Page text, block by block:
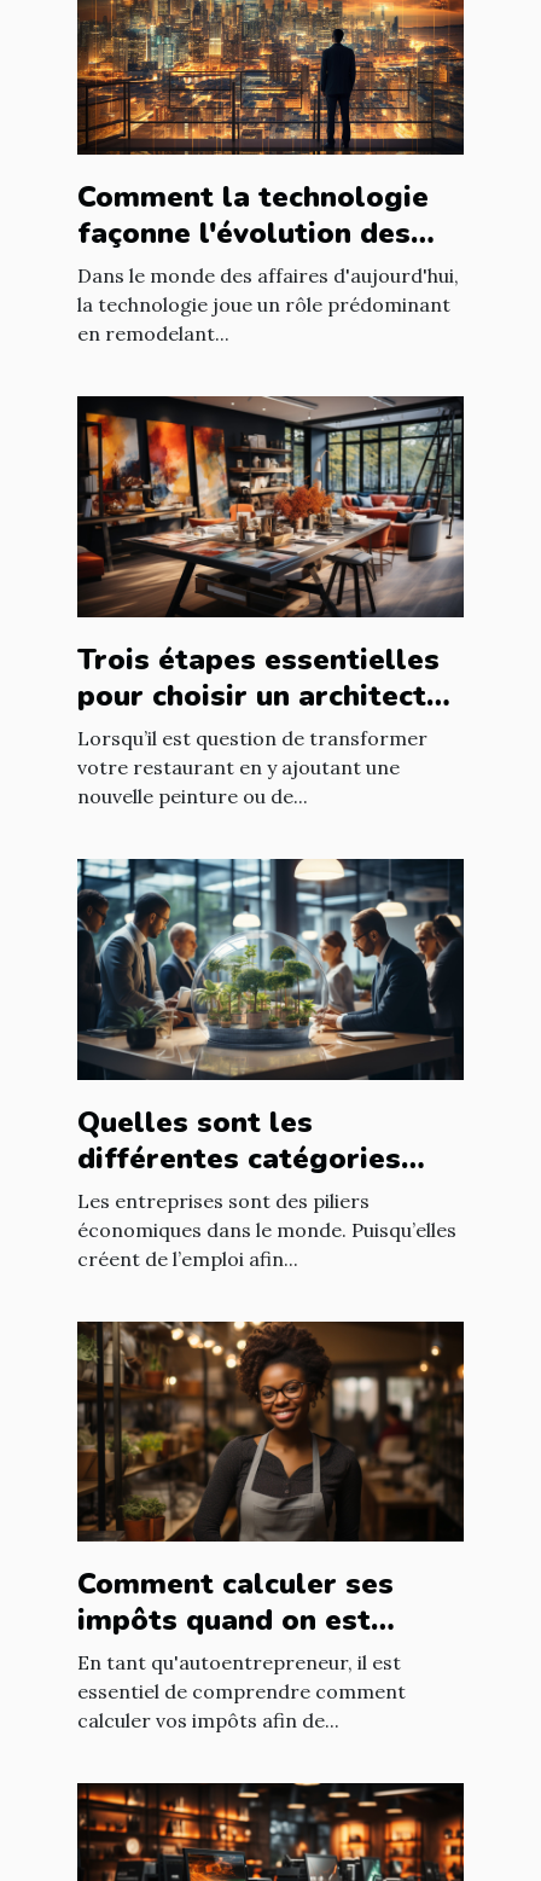
Comment la technologie
façonne l'évolution des
entreprises
Dans le monde des affaires d'aujourd'hui,
la technologie joue un rôle prédominant
en remodelant...
Trois étapes essentielles
pour choisir un architecte
d’intérieur
Lorsqu’il est question de transformer
votre restaurant en y ajoutant une
nouvelle peinture ou de...
Quelles sont les
différentes catégories
d’entreprise ?
Les entreprises sont des piliers
économiques dans le monde. Puisqu’elles
créent de l’emploi afin...
Comment calculer ses
impôts quand on est
autoentrepreneur ?
En tant qu'autoentrepreneur, il est
essentiel de comprendre comment
calculer vos impôts afin de...